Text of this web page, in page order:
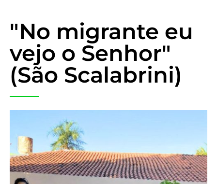
"No migrante eu
vejo o Senhor"
(São Scalabrini)